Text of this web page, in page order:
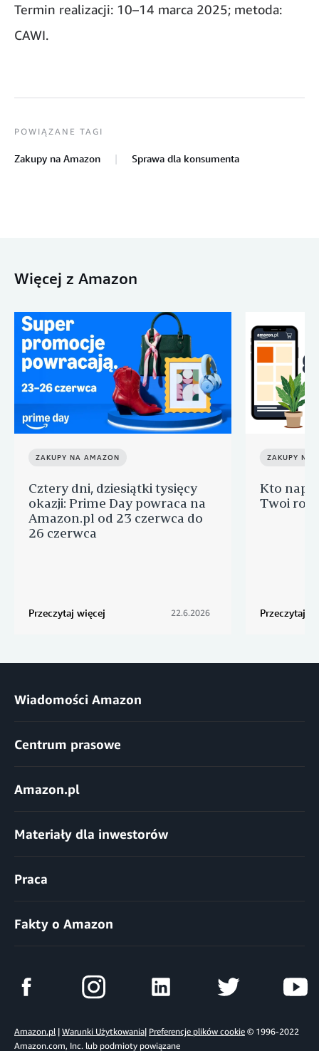
Termin realizacji: 10–14 marca 2025; metoda:
CAWI.
POWIĄZANE TAGI
Zakupy na Amazon Sprawa dla konsumenta
Więcej z Amazon
ZAKUPY NA AMAZON
Cztery dni, dziesiątki tysięcy
okazji: Prime Day powraca na
Amazon.pl od 23 czerwca do
26 czerwca
Przeczytaj więcej 22.6.2026
ZAKUPY NA
Kto
Twoi
Przeczytaj
Wiadomości Amazon
Centrum prasowe
Amazon.pl
Materiały dla inwestorów
Praca
Fakty o Amazon
Amazon.pl | Warunki Użytkowania| Preferencje plików cookie © 1996-2022
Amazon.com, Inc. lub podmioty powiązane